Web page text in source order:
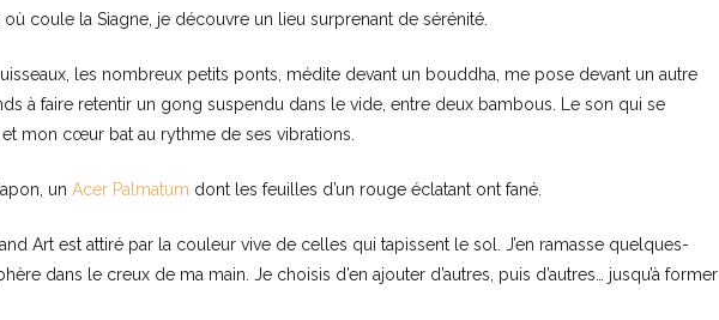
coule la Siagne, je découvre un lieu surprenant de sérénité.
les nombreux petits ponts, médite devant un bouddha, me pose devant un autre
à faire retentir un gong suspendu dans le vide, entre deux bambous. Le son qui se
mon cœur bat au rythme de ses vibrations.
un Acer Palmatum dont les feuilles d’un rouge éclatant ont fané.
Art est attiré par la couleur vive de celles qui tapissent le sol. J’en ramasse quelques-
dans le creux de ma main. Je choisis d’en ajouter d’autres, puis d’autres… jusqu’à former